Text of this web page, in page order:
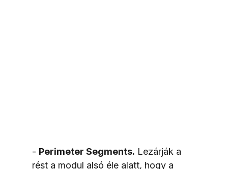
- Perimeter Segments. Lezárják a
rést a modul alsó éle alatt, hogy a